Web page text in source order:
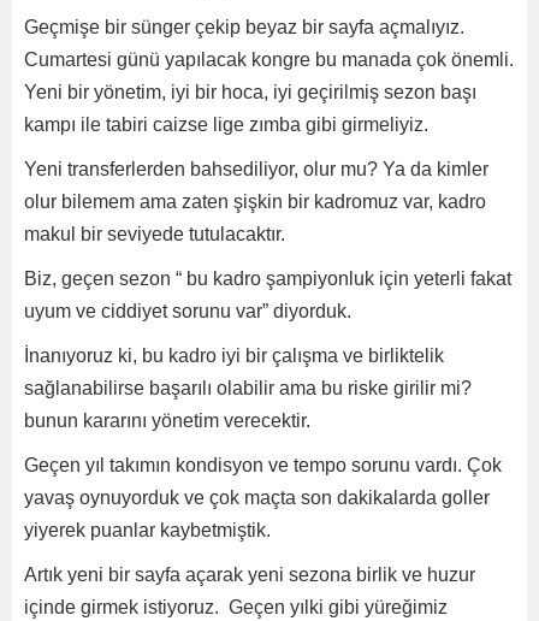
Geçmişe bir sünger çekip beyaz bir sayfa açmalıyız.
Cumartesi günü yapılacak kongre bu manada çok önemli.
Yeni bir yönetim, iyi bir hoca, iyi geçirilmiş sezon başı
kampı ile tabiri caizse lige zımba gibi girmeliyiz.
Yeni transferlerden bahsediliyor, olur mu? Ya da kimler
olur bilemem ama zaten şişkin bir kadromuz var, kadro
makul bir seviyede tutulacaktır.
Biz, geçen sezon “ bu kadro şampiyonluk için yeterli fakat
uyum ve ciddiyet sorunu var” diyorduk.
İnanıyoruz ki, bu kadro iyi bir çalışma ve birliktelik
sağlanabilirse başarılı olabilir ama bu riske girilir mi?
bunun kararını yönetim verecektir.
Geçen yıl takımın kondisyon ve tempo sorunu vardı. Çok
yavaş oynuyorduk ve çok maçta son dakikalarda goller
yiyerek puanlar kaybetmiştik.
Artık yeni bir sayfa açarak yeni sezona birlik ve huzur
içinde girmek istiyoruz. Geçen yılki gibi yüreğimiz